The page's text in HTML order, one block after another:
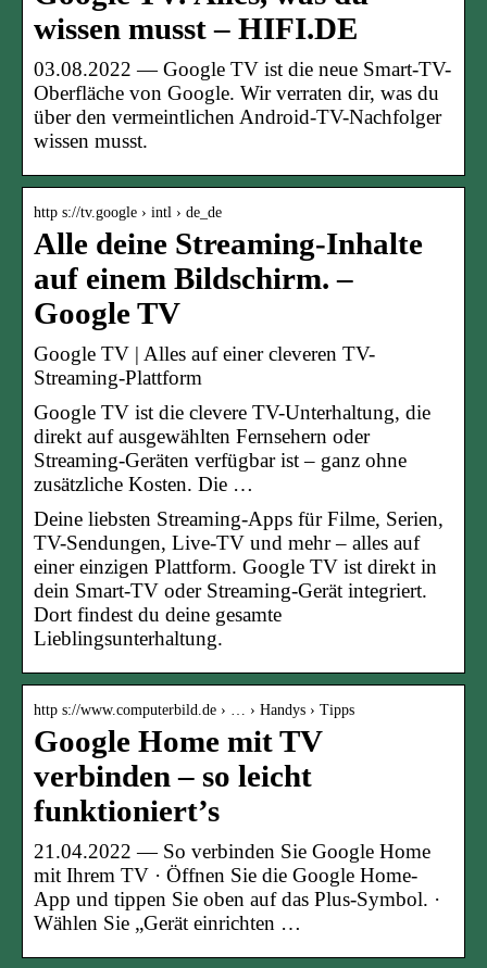
wissen musst – HIFI.DE
03.08.2022 — Google TV ist die neue Smart-TV-
Oberfläche von Google. Wir verraten dir, was du
über den vermeintlichen Android-TV-Nachfolger
wissen musst.
http s://tv.google › intl › de_de
Alle deine Streaming-Inhalte
auf einem Bildschirm. –
Google TV
Google TV | Alles auf einer cleveren TV-
Streaming-Plattform
Google TV ist die clevere TV-Unterhaltung, die
direkt auf ausgewählten Fernsehern oder
Streaming-Geräten verfügbar ist – ganz ohne
zusätzliche Kosten. Die …
Deine liebsten Streaming-Apps für Filme, Serien,
TV-Sendungen, Live-TV und mehr – alles auf
einer einzigen Plattform. Google TV ist direkt in
dein Smart-TV oder Streaming-Gerät integriert.
Dort findest du deine gesamte
Lieblingsunterhaltung.
http s://www.computerbild.de › … › Handys › Tipps
Google Home mit TV
verbinden – so leicht
funktioniert’s
21.04.2022 — So verbinden Sie Google Home
mit Ihrem TV · Öffnen Sie die Google Home-
App und tippen Sie oben auf das Plus-Symbol. ·
Wählen Sie „Gerät einrichten …